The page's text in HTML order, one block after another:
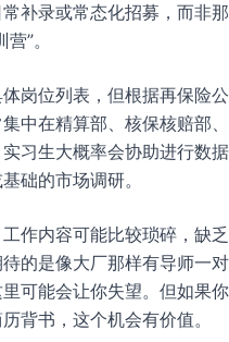
补录或常态化招募，而非
”。
岗位列表，但根据再保险
中在精算部、核保核赔部
习生大概率会协助进行数
础的市场调研。
作内容可能比较琐碎，缺
的是像大厂那样有导师一
可能会让你失望。但如果
背书，这个机会有价值。